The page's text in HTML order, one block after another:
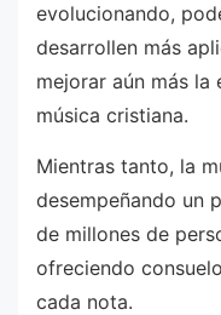
evolucionando,
desarrollen más
mejorar aún más la
música cristiana.
Mientras tanto, la
desempeñando un
de millones de
ofreciendo
cada nota.